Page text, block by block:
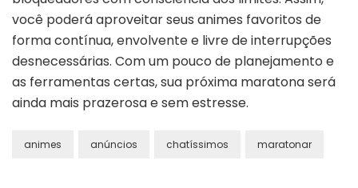
você poderá aproveitar seus animes favoritos de
forma contínua, envolvente e livre de interrupções
desnecessárias. Com um pouco de planejamento e
as ferramentas certas, sua próxima maratona será
ainda mais prazerosa e sem estresse.
animes anúncios chatíssimos maratonar